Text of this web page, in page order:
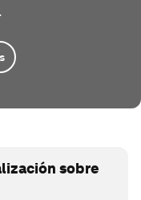
sobre